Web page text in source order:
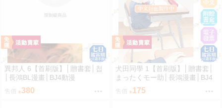
限制級商品
異邦人 6【首刷版】│贈書套│첩
│長鴻BL漫畫│BJ4動漫
售價 380
犬田同學 1【首刷版】│贈書套│
まったくモー助│長鴻漫畫│BJ4
售價 175